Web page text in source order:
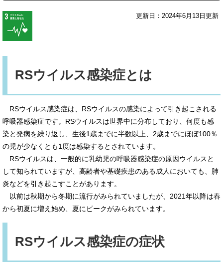
更新日：2024年6月13日更新
RSウイルス感染症とは
RSウイルス感染症は、RSウイルスの感染によって引き起こされる
呼吸器感染症です。RSウイルスは世界中に分布しており、何度も感
染と発病を繰り返し、生後1歳までに半数以上、2歳までにほぼ100％
の児が少なくとも1度は感染するとされています。
RSウイルスは、一般的に乳幼児の呼吸器感染症の原因ウイルスと
して知られていますが、高齢者や基礎疾患のある成人においても、肺
炎などを引き起こすことがあります。
以前は秋期から冬期に流行がみられていましたが、2021年以降は春
から初夏に増え始め、夏にピークがみられています。
RSウイルス感染症の症状